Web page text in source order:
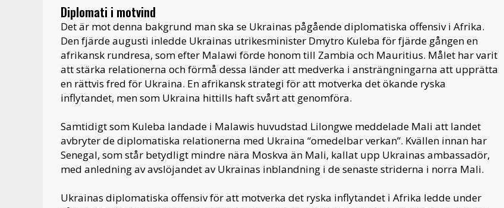
Diplomati i motvind
Det är mot denna bakgrund man ska se Ukrainas pågående diplomatiska offensiv i Afrika.
Den fjärde augusti inledde Ukrainas utrikesminister Dmytro Kuleba för fjärde gången en
afrikansk rundresa, som efter Malawi förde honom till Zambia och Mauritius. Målet har varit
att stärka relationerna och förmå dessa länder att medverka i ansträngningarna att upprätta
en rättvis fred för Ukraina. En afrikansk strategi för att motverka det ökande ryska
inflytandet, men som Ukraina hittills haft svårt att genomföra.
Samtidigt som Kuleba landade i Malawis huvudstad Lilongwe meddelade Mali att landet
avbryter de diplomatiska relationerna med Ukraina “omedelbar verkan”. Kvällen innan har
Senegal, som står betydligt mindre nära Moskva än Mali, kallat upp Ukrainas ambassadör,
med anledning av avslöjandet av Ukrainas inblandning i de senaste striderna i norra Mali.
Ukrainas diplomatiska offensiv för att motverka det ryska inflytandet i Afrika ledde under